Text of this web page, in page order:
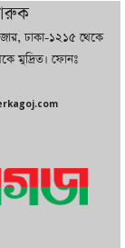
‘এত দাম তো
ঢাকা-১২১৫ থেকে
মুদ্রিত। ফোনঃ